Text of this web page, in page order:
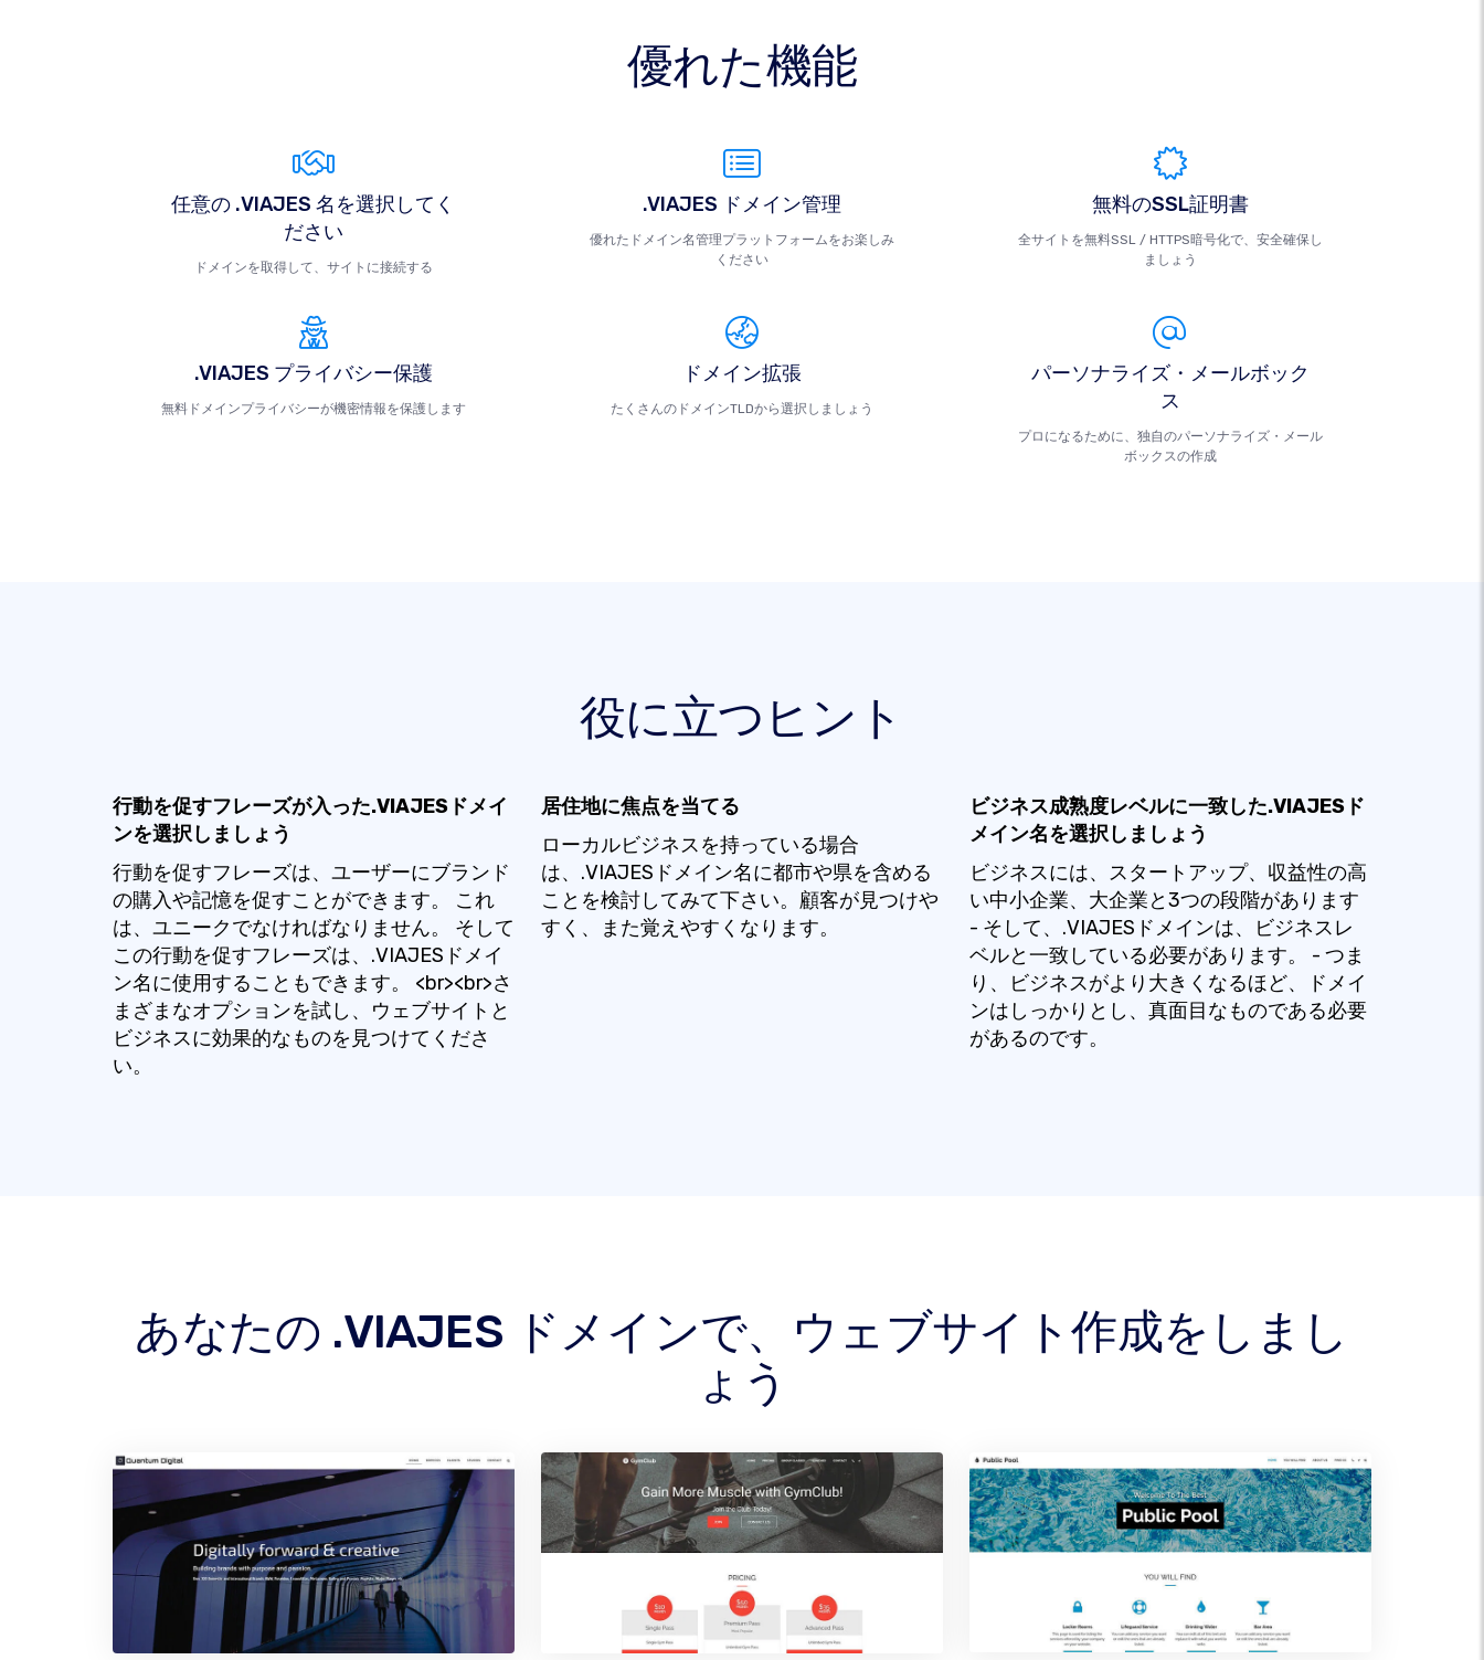
優れた機能
任意の .VIAJES 名を選択してく
ださい
ドメインを取得して、サイトに接続する
.VIAJES ドメイン管理
優れたドメイン名管理プラットフォームをお楽しみ
ください
無料のSSL証明書
全サイトを無料SSL / HTTPS暗号化で、安全確保し
ましょう
.VIAJES プライバシー保護
無料ドメインプライバシーが機密情報を保護します
ドメイン拡張
たくさんのドメインTLDから選択しましょう
パーソナライズ・メールボック
ス
プロになるために、独自のパーソナライズ・メール
ボックスの作成
役に立つヒント
行動を促すフレーズが入った.VIAJESドメイ
ンを選択しましょう
行動を促すフレーズは、ユーザーにブランド
の購入や記憶を促すことができます。 これ
は、ユニークでなければなりません。 そして
この行動を促すフレーズは、.VIAJESドメイ
ン名に使用することもできます。 <br><br>さ
まざまなオプションを試し、ウェブサイトと
ビジネスに効果的なものを見つけてくださ
い。
居住地に焦点を当てる
ローカルビジネスを持っている場合
は、.VIAJESドメイン名に都市や県を含める
ことを検討してみて下さい。顧客が見つけや
すく、また覚えやすくなります。
ビジネス成熟度レベルに一致した.VIAJESド
メイン名を選択しましょう
ビジネスには、スタートアップ、収益性の高
い中小企業、大企業と3つの段階があります
- そして、.VIAJESドメインは、ビジネスレ
ベルと一致している必要があります。 - つま
り、ビジネスがより大きくなるほど、ドメイ
ンはしっかりとし、真面目なものである必要
があるのです。
あなたの .VIAJES ドメインで、ウェブサイト作成をしまし
ょう